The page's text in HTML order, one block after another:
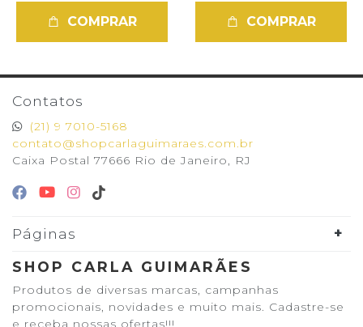
COMPRAR COMPRAR
Contatos
(21) 9 7010-5168
contato@shopcarlaguimaraes.com.br
Caixa Postal 77666 Rio de Janeiro, RJ
Páginas
SHOP CARLA GUIMARÃES
Produtos de diversas marcas, campanhas
promocionais, novidades e muito mais. Cadastre-se
e receba nossas ofertas!!!